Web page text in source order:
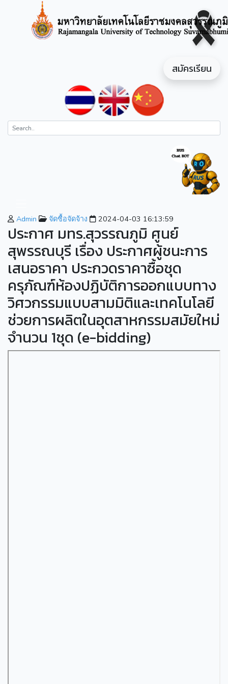
สมัครเรียน
Admin จัดซื้อจัดจ้าง 2024-04-03 16:13:59
ประกาศ มทร.สุวรรณภูมิ ศูนย์
สุพรรณบุรี เรื่อง ประกาศผู้ชนะการ
เสนอราคา ประกวดราคาซื้อชุด
ครุภัณฑ์ห้องปฏิบัติการออกแบบทาง
วิศวกรรมแบบสามมิติและเทคโนโลยี
ช่วยการผลิตในอุตสาหกรรมสมัยใหม่
จำนวน 1ชุด (e-bidding)